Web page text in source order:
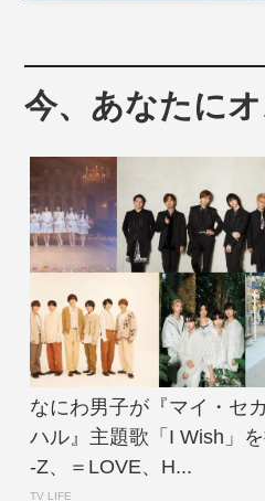
今、あなたに
なにわ男子が『マイ・セ
ハル』主題歌「I Wish」
-Z、＝LOVE、H...
TV LIFE